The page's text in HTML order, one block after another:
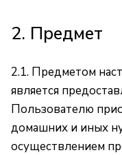
2. Предмет
2.1. Предметом
является
Пользователю
домашних и иных
осуществлением